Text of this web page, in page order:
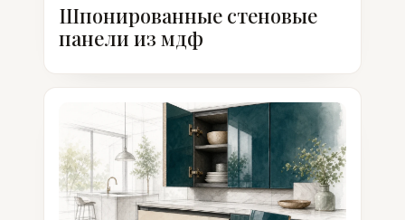
Шпонированные стеновые
панели из мдф